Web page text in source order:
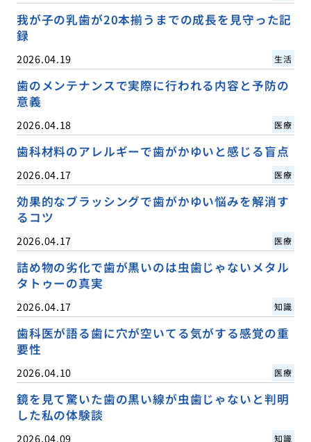
我が子の乳歯が20本揃うまでの成長を見守った記
録
2026.04.19 生活
歯のメンテナンスで実際に行われる内容と予防の
意義
2026.04.18 医療
歯科材料のアレルギーで歯がかゆいと感じる盲点
2026.04.17 医療
効果的なブラッシングで歯がかゆい悩みを解消す
るコツ
2026.04.17 医療
詰め物の劣化で歯が黒いのは虫歯じゃないメタル
タトゥーの真実
2026.04.17 知識
歯科医が語る歯に穴が空いてる気がする感覚の重
要性
2026.04.10 医療
鏡を見て驚いた歯の黒い線が虫歯じゃないと判明
した私の体験談
2026.04.09 知識